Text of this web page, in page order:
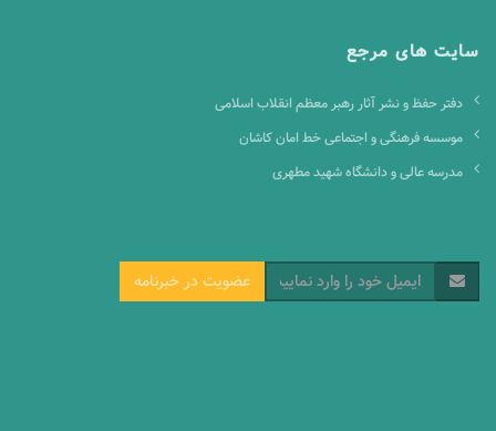
سایت های مرجع
دفتر حفظ و نشر آثار رهبر معظم انقلاب اسلامی
موسسه فرهنگی و اجتماعی خط امان کاشان
مدرسه عالی و دانشگاه شهید مطهری
عضویت در خبرنامه